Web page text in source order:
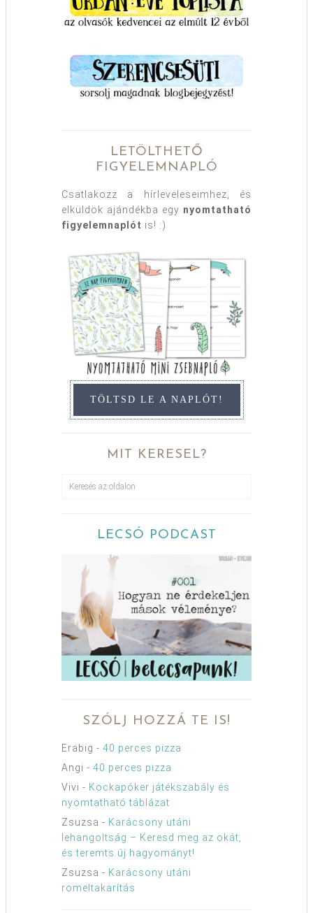
LETÖLTHETŐ
FIGYELEMNAPLÓ
Csatlakozz a hírleveleseimhez, és
elküldök ajándékba egy nyomtatható
figyelemnaplót is! :)
TÖLTSD LE A NAPLÓT!
MIT KERESEL?
LECSÓ PODCAST
SZÓLJ HOZZÁ TE IS!
Erabig - 40 perces pizza
Angi - 40 perces pizza
Vivi - Kockapóker játékszabály és
nyomtatható táblázat
Zsuzsa - Karácsony utáni
lehangoltság – Keresd meg az okát,
és teremts új hagyományt!
Zsuzsa - Karácsony utáni
romeltakarítás